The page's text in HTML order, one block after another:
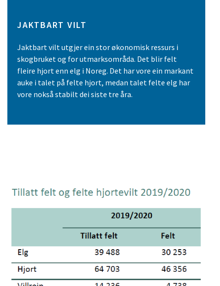
JAKTBART VILT
Jaktbart vilt utgjer ein stor økonomisk ressurs i
skogbruket og for utmarks­om­råda. Det blir felt
fleire hjort enn elg i Noreg. Det har vore ein markant
auke i talet på felte hjort, medan talet felte elg har
vore nokså stabilt dei siste tre åra.